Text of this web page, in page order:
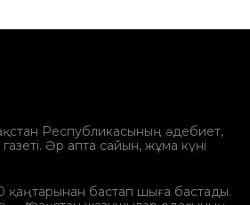
Республикасының әдебиет,
Әр апта сайын, жұма күні
қаңтарынан бастап шыға бастады.